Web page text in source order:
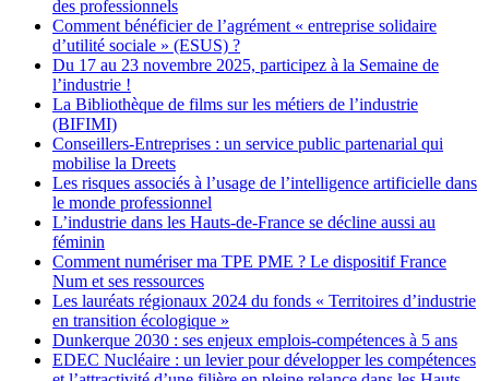
des professionnels
Comment bénéficier de l’agrément « entreprise solidaire
d’utilité sociale » (ESUS) ?
Du 17 au 23 novembre 2025, participez à la Semaine de
l’industrie !
La Bibliothèque de films sur les métiers de l’industrie
(BIFIMI)
Conseillers-Entreprises : un service public partenarial qui
mobilise la Dreets
Les risques associés à l’usage de l’intelligence artificielle dans
le monde professionnel
L’industrie dans les Hauts-de-France se décline aussi au
féminin
Comment numériser ma TPE PME ? Le dispositif France
Num et ses ressources
Les lauréats régionaux 2024 du fonds « Territoires d’industrie
en transition écologique »
Dunkerque 2030 : ses enjeux emplois-compétences à 5 ans
EDEC Nucléaire : un levier pour développer les compétences